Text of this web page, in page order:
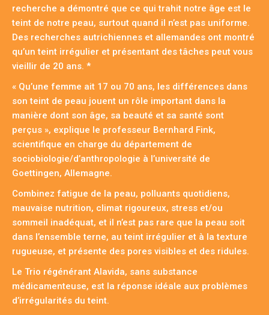
recherche a démontré que ce qui trahit notre âge est le
teint de notre peau, surtout quand il n’est pas uniforme.
Des recherches autrichiennes et allemandes ont montré
qu’un teint irrégulier et présentant des tâches peut vous
vieillir de 20 ans. *
« Qu’une femme ait 17 ou 70 ans, les différences dans
son teint de peau jouent un rôle important dans la
manière dont son âge, sa beauté et sa santé sont
perçus », explique le professeur Bernhard Fink,
scientifique en charge du département de
sociobiologie/d’anthropologie à l’université de
Goettingen, Allemagne.
Combinez fatigue de la peau, polluants quotidiens,
mauvaise nutrition, climat rigoureux, stress et/ou
sommeil inadéquat, et il n’est pas rare que la peau soit
dans l’ensemble terne, au teint irrégulier et à la texture
rugueuse, et présente des pores visibles et des ridules.
Le Trio régénérant Alavida, sans substance
médicamenteuse, est la réponse idéale aux problèmes
d’irrégularités du teint.